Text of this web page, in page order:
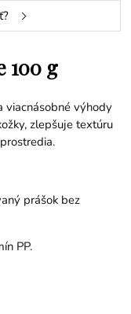
100 g
viacnásobné výhody
zlepšuje textúru
prášok bez
PP.